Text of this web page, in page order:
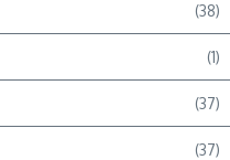
(38)
(1)
(37)
(37)